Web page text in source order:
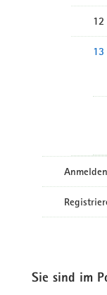
12
13
Anmelden
Sie sind im